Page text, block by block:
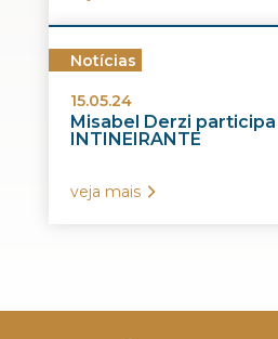
Notícias
15.05.24
Misabel Derzi participa
INTINEIRANTE
veja mais